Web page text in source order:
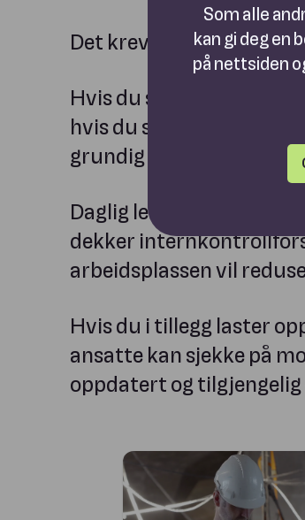
Det krever en innsats -
Hvis du starter fra
hvis du skal gjøre alt
grundig HMS håndbok
Daglig leder kan puste
dekker
arbeidsplassen vil
Hvis du i tillegg laster
ansatte kan sjekke på
oppdatert og tilgjengelig
Som alle
kan gi deg en
på nettsiden